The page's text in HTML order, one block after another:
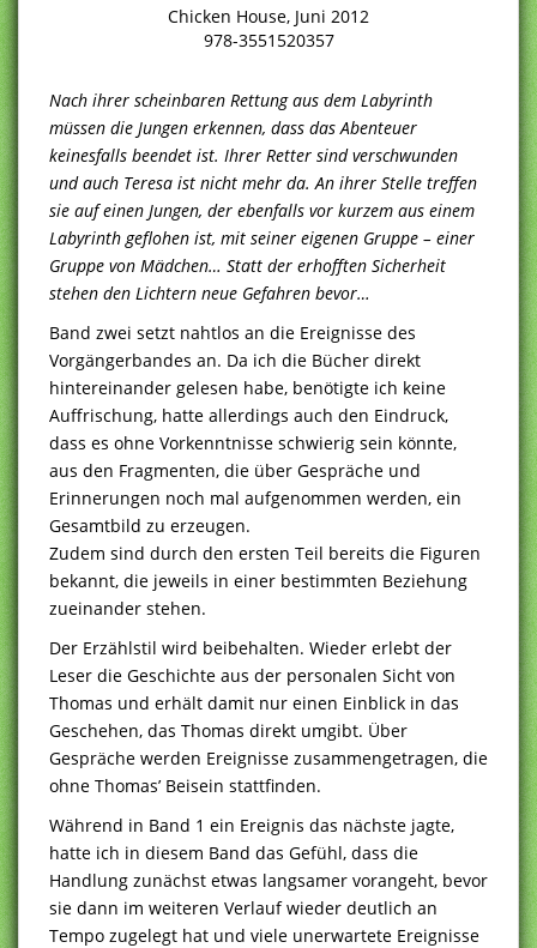
Chicken House, Juni 2012
978-3551520357
Nach ihrer scheinbaren Rettung aus dem Labyrinth
müssen die Jungen erkennen, dass das Abenteuer
keinesfalls beendet ist. Ihrer Retter sind verschwunden
und auch Teresa ist nicht mehr da. An ihrer Stelle treffen
sie auf einen Jungen, der ebenfalls vor kurzem aus einem
Labyrinth geflohen ist, mit seiner eigenen Gruppe – einer
Gruppe von Mädchen… Statt der erhofften Sicherheit
stehen den Lichtern neue Gefahren bevor…
Band zwei setzt nahtlos an die Ereignisse des
Vorgängerbandes an. Da ich die Bücher direkt
hintereinander gelesen habe, benötigte ich keine
Auffrischung, hatte allerdings auch den Eindruck,
dass es ohne Vorkenntnisse schwierig sein könnte,
aus den Fragmenten, die über Gespräche und
Erinnerungen noch mal aufgenommen werden, ein
Gesamtbild zu erzeugen.
Zudem sind durch den ersten Teil bereits die Figuren
bekannt, die jeweils in einer bestimmten Beziehung
zueinander stehen.
Der Erzählstil wird beibehalten. Wieder erlebt der
Leser die Geschichte aus der personalen Sicht von
Thomas und erhält damit nur einen Einblick in das
Geschehen, das Thomas direkt umgibt. Über
Gespräche werden Ereignisse zusammengetragen, die
ohne Thomas’ Beisein stattfinden.
Während in Band 1 ein Ereignis das nächste jagte,
hatte ich in diesem Band das Gefühl, dass die
Handlung zunächst etwas langsamer vorangeht, bevor
sie dann im weiteren Verlauf wieder deutlich an
Tempo zugelegt hat und viele unerwartete Ereignisse